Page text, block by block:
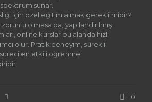
sunar.
için özel eğitim almak gerekli midir?
olmasa da, yapılandırılmış
online kurslar bu alanda hızlı
olur. Pratik deneyim, sürekli
en etkili öğrenme
0